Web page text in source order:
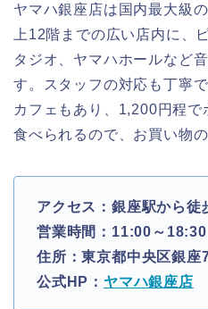
ヤマハ銀座店は国内最大級
上12階までの広い店内に、
タジオ、ヤマハホールなど
す。スタッフの対応も丁寧
カフェもあり、1,200円程
食べられるので、お買い物
アクセス：銀座駅から徒
営業時間：11:00～18:30
住所：東京都中央区銀座
公式HP： ヤマハ銀座店